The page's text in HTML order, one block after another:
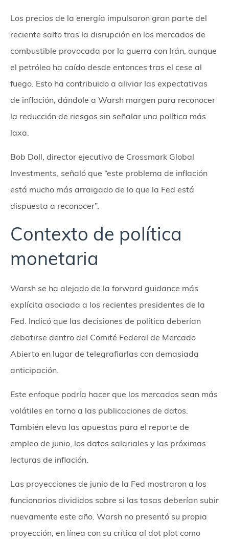
Los precios de la energía impulsaron gran parte del
reciente salto tras la disrupción en los mercados de
combustible provocada por la guerra con Irán, aunque
el petróleo ha caído desde entonces tras el cese al
fuego. Esto ha contribuido a aliviar las expectativas
de inflación, dándole a Warsh margen para reconocer
la reducción de riesgos sin señalar una política más
laxa.
Bob Doll, director ejecutivo de Crossmark Global
Investments, señaló que “este problema de inflación
está mucho más arraigado de lo que la Fed está
dispuesta a reconocer”.
Contexto de política
monetaria
Warsh se ha alejado de la forward guidance más
explícita asociada a los recientes presidentes de la
Fed. Indicó que las decisiones de política deberían
debatirse dentro del Comité Federal de Mercado
Abierto en lugar de telegrafiarlas con demasiada
anticipación.
Este enfoque podría hacer que los mercados sean más
volátiles en torno a las publicaciones de datos.
También eleva las apuestas para el reporte de
empleo de junio, los datos salariales y las próximas
lecturas de inflación.
Las proyecciones de junio de la Fed mostraron a los
funcionarios divididos sobre si las tasas deberían subir
nuevamente este año. Warsh no presentó su propia
proyección, en línea con su crítica al dot plot como